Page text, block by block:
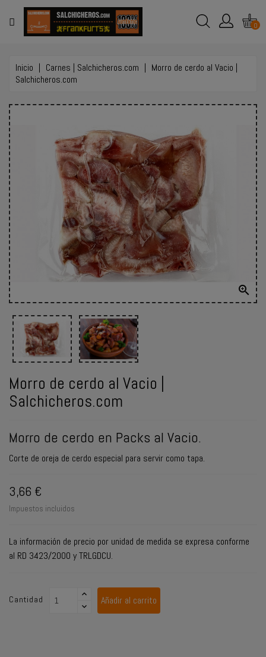
MENÚ
ONLINE
Y
BODAS
EMPLEO
CONTACTO
LLAMAR
ENVIAR
WHATSAPP
0
Inicio Carnes | Salchicheros.com
Morro de cerdo al Vacio |
Salchicheros.com

Morro de cerdo al Vacio |
Salchicheros.com
Morro de cerdo en Packs al Vacio.
Corte de oreja de cerdo especial para servir como tapa.
3,66 €
Impuestos incluidos
La información de precio por unidad de medida se expresa conforme
al RD 3423/2000 y TRLGDCU.
Cantidad Añadir al carrito